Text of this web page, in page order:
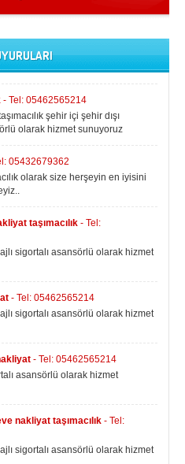
- Tel: 05462565214
şehir içi şehir dışı
olarak hizmet sunuyoruz
05432679362
olarak size herşeyin en iyisini
taşımacılık - Tel:
sigortalı asansörlü olarak hizmet
- Tel: 05462565214
sigortalı asansörlü olarak hizmet
- Tel: 05462565214
asansörlü olarak hizmet
nakliyat taşımacılık - Tel:
sigortalı asansörlü olarak hizmet